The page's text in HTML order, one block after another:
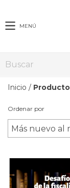
MENÚ
Inicio /
Ordenar por